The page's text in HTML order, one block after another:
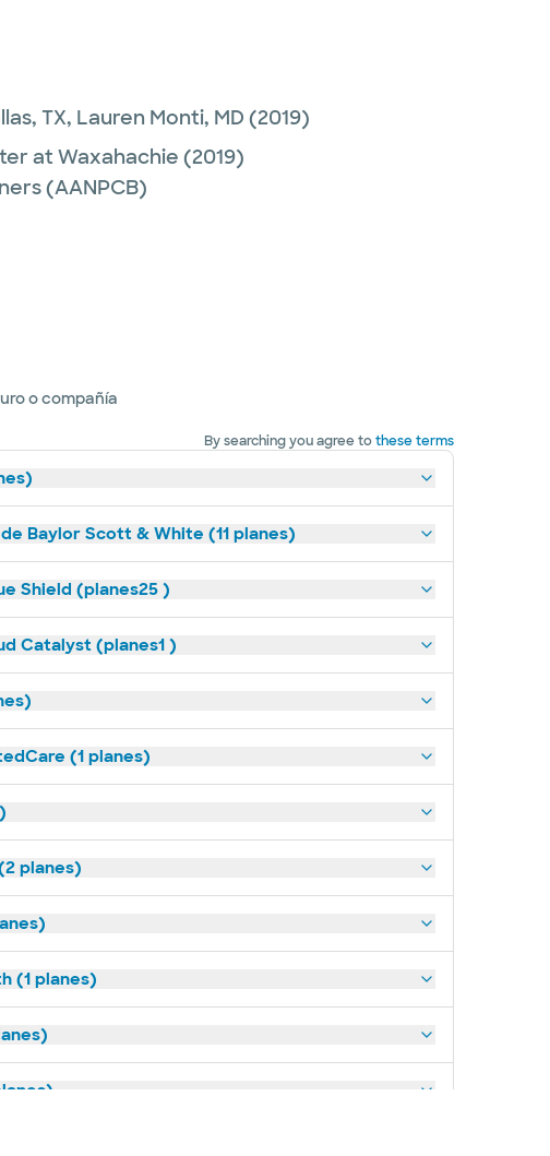
TX, Lauren Monti, MD (2019)
at Waxahachie (2019)
(AANPCB)
o compañía
By searching you agree tothese terms
Baylor Scott & White (11 planes)
Shield (planes25 )
Catalyst (planes1 )
(1 planes)
planes)
(1 planes)